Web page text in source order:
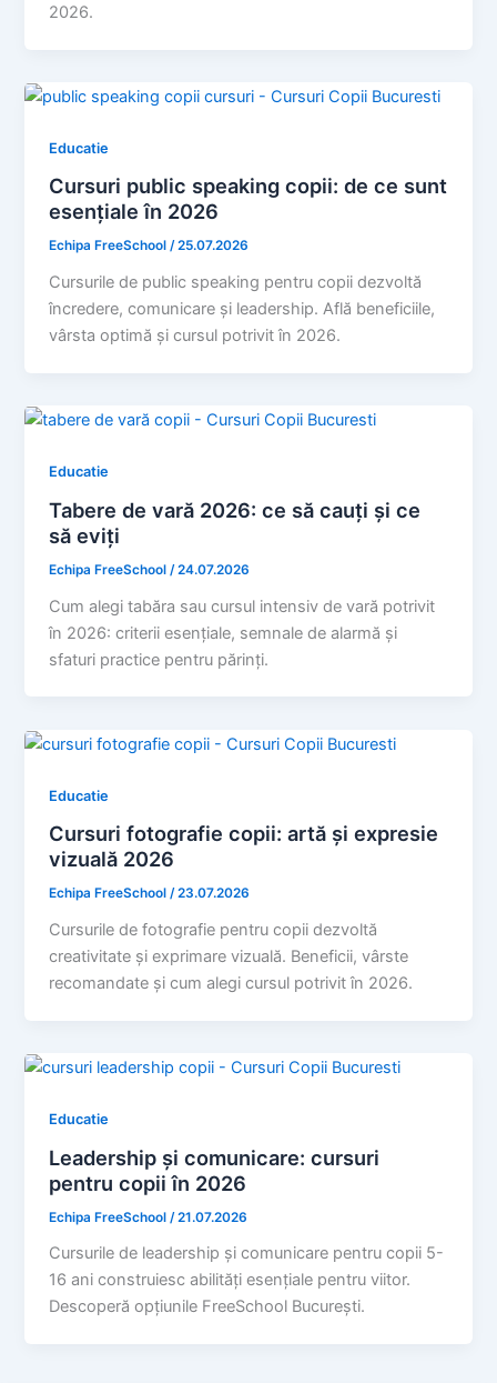
2026.
Educatie
Cursuri public speaking copii: de ce sunt
esențiale în 2026
Echipa FreeSchool/25.07.2026
Cursurile de public speaking pentru copii dezvoltă
încredere, comunicare și leadership. Află beneficiile,
vârsta optimă și cursul potrivit în 2026.
Educatie
Tabere de vară 2026: ce să cauți și ce
să eviți
Echipa FreeSchool /24.07.2026
Cum alegi tabăra sau cursul intensiv de vară potrivit
în 2026: criterii esențiale, semnale de alarmă și
sfaturi practice pentru părinți.
Educatie
Cursuri fotografie copii: artă și expresie
vizuală 2026
Echipa FreeSchool/23.07.2026
Cursurile de fotografie pentru copii dezvoltă
creativitate și exprimare vizuală. Beneficii, vârste
recomandate și cum alegi cursul potrivit în 2026.
Educatie
Leadership și comunicare: cursuri
pentru copii în 2026
Echipa FreeSchool /21.07.2026
Cursurile de leadership și comunicare pentru copii 5-
16 ani construiesc abilități esențiale pentru viitor.
Descoperă opțiunile FreeSchool București.